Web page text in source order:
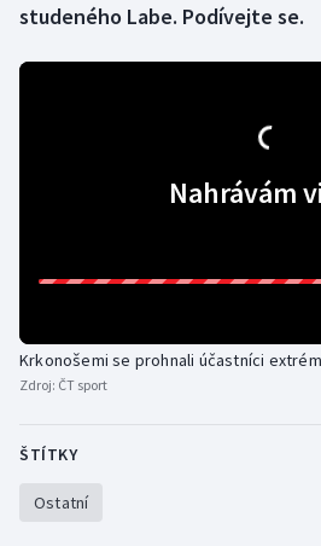
Házená
Judo
Krasobruslení
Lezení
studeného Labe. Podívejte se.
Nahrávám
Krkonošemi se prohnali účastníci
Zdroj: ČT sport
ŠTÍTKY
Ostatní